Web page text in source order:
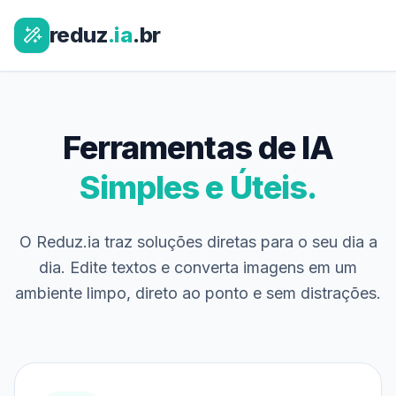
reduz.ia.br
Ferramentas de IA
Simples e Úteis.
O Reduz.ia traz soluções diretas para o seu dia a
dia. Edite textos e converta imagens em um
ambiente limpo, direto ao ponto e sem distrações.